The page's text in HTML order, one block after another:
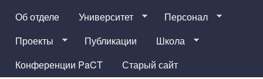
Об отделе Университет
Персонал
Проекты
Публикации
Школа
Конференции PaCT
Старый сайт